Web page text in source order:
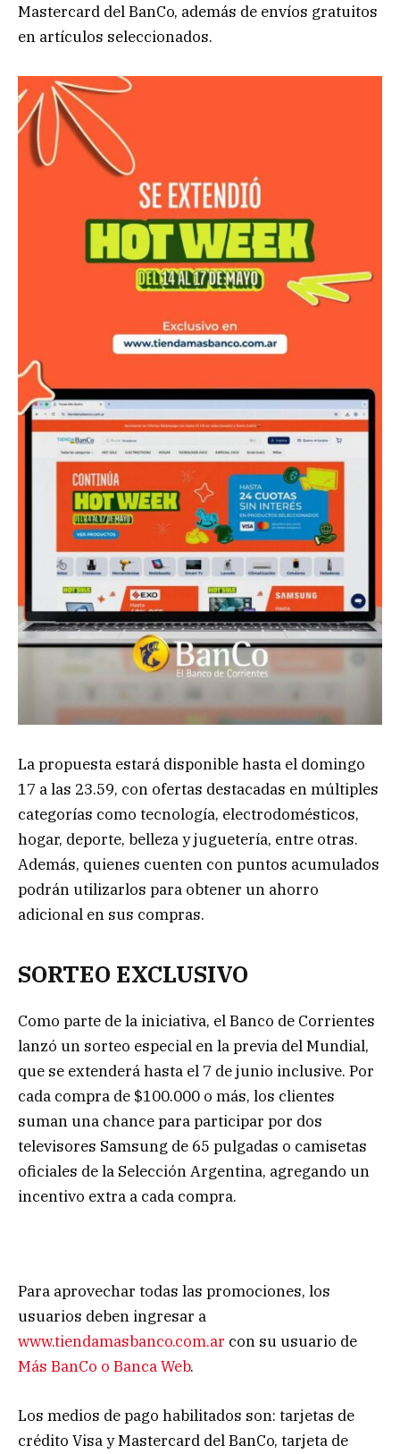
Mastercard del BanCo, además de envíos gratuitos
en artículos seleccionados.
La propuesta estará disponible hasta el domingo
17 a las 23.59, con ofertas destacadas en múltiples
categorías como tecnología, electrodomésticos,
hogar, deporte, belleza y juguetería, entre otras.
Además, quienes cuenten con puntos acumulados
podrán utilizarlos para obtener un ahorro
adicional en sus compras.
SORTEO EXCLUSIVO
Como parte de la iniciativa, el Banco de Corrientes
lanzó un sorteo especial en la previa del Mundial,
que se extenderá hasta el 7 de junio inclusive. Por
cada compra de $100.000 o más, los clientes
suman una chance para participar por dos
televisores Samsung de 65 pulgadas o camisetas
oficiales de la Selección Argentina, agregando un
incentivo extra a cada compra.
Para aprovechar todas las promociones, los
usuarios deben ingresar a
www.tiendamasbanco.com.ar con su usuario de
Más BanCo o Banca Web.
Los medios de pago habilitados son: tarjetas de
crédito Visa y Mastercard del BanCo, tarjeta de